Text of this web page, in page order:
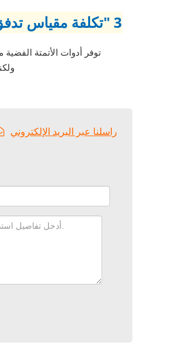
3 "تكلفة مقياس تدفق كوريوليس
راسلنا عبر البريد الإلكتروني